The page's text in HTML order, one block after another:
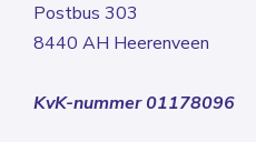
Postbus 303
8440 AH Heerenveen
KvK-nummer 01178096